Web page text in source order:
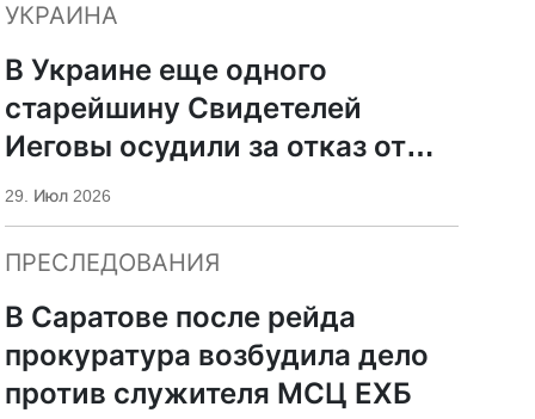
УКРАИНА
В Украине еще одного
старейшину Свидетелей
Иеговы осудили за отказ от
мобилизации
29. Июл 2026
ПРЕСЛЕДОВАНИЯ
В Саратове после рейда
прокуратура возбудила дело
против служителя МСЦ ЕХБ